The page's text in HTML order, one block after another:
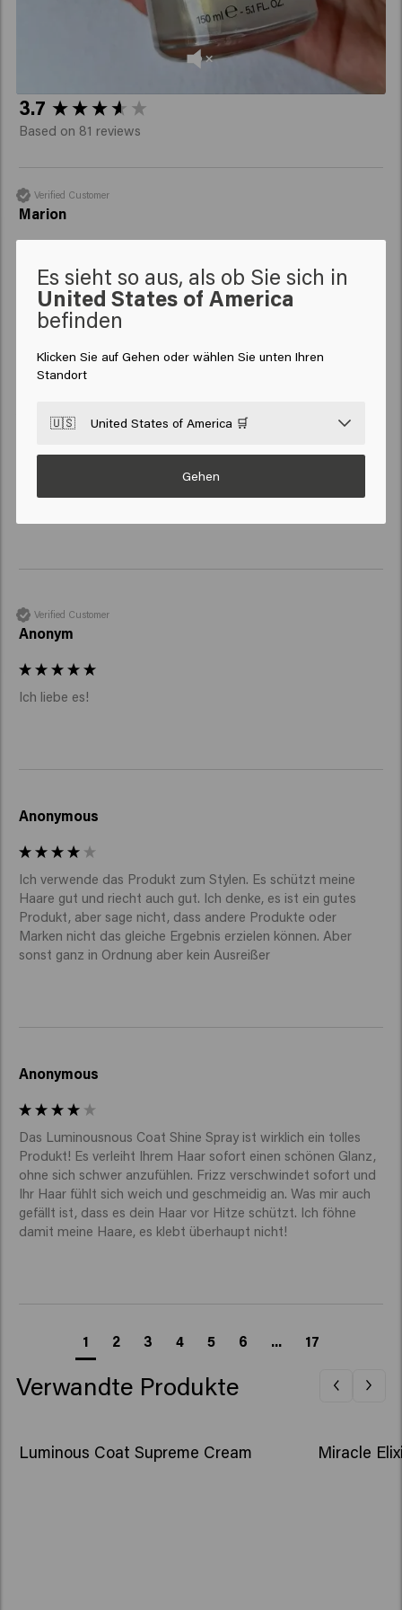
3.7
Based on 81 reviews
Verified Customer
Marion
Sehr angenehmes Spray. Mein Locken sind definiert, alles ihn
föhnen
Verified Customer
Anonym
Glänzende Produkte
Verified Customer
Anonym
Ich liebe es!
Anonymous
Ich verwende das Produkt zum Stylen. Es schützt meine
Haare gut und riecht auch gut. Ich denke, es ist ein gutes
Produkt, aber sage nicht, dass andere Produkte oder
Marken nicht das gleiche Ergebnis erzielen können. Aber
sonst ganz in Ordnung aber kein Ausreißer
Anonymous
Das Luminousnous Coat Shine Spray ist wirklich ein tolles
Produkt! Es verleiht Ihrem Haar sofort einen schönen Glanz,
ohne sich schwer anzufühlen. Frizz verschwindet sofort und
Ihr Haar fühlt sich weich und geschmeidig an. Was mir auch
gefällt ist, dass es dein Haar vor Hitze schützt. Ich föhne
damit meine Haare, es klebt überhaupt nicht!
1 2 3 4 5 6 ... 17
New content loaded
Verwandte Produkte
Luminous Coat Supreme Cream Miracle
Es sieht so aus, als ob Sie sich in
United States of America
befinden
Klicken Sie auf Gehen oder wählen Sie unten Ihren
Standort
🇺🇸 United States of America 🛒
Gehen